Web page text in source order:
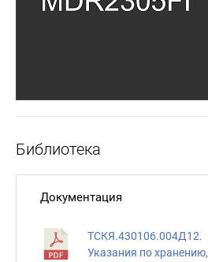
Библиотека
Документация
ТСКЯ.430106.004Д12.
Указания по хранению,